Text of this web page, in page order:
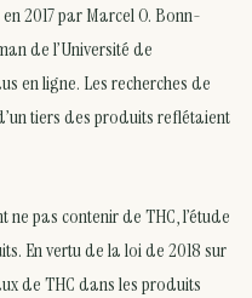
2017 par Marcel O. Bonn-
de l’Université de
en ligne. Les recherches de
tiers des produits reflétaient
pas contenir de THC, l’étude
En vertu de la loi de 2018 sur
de THC dans les produits